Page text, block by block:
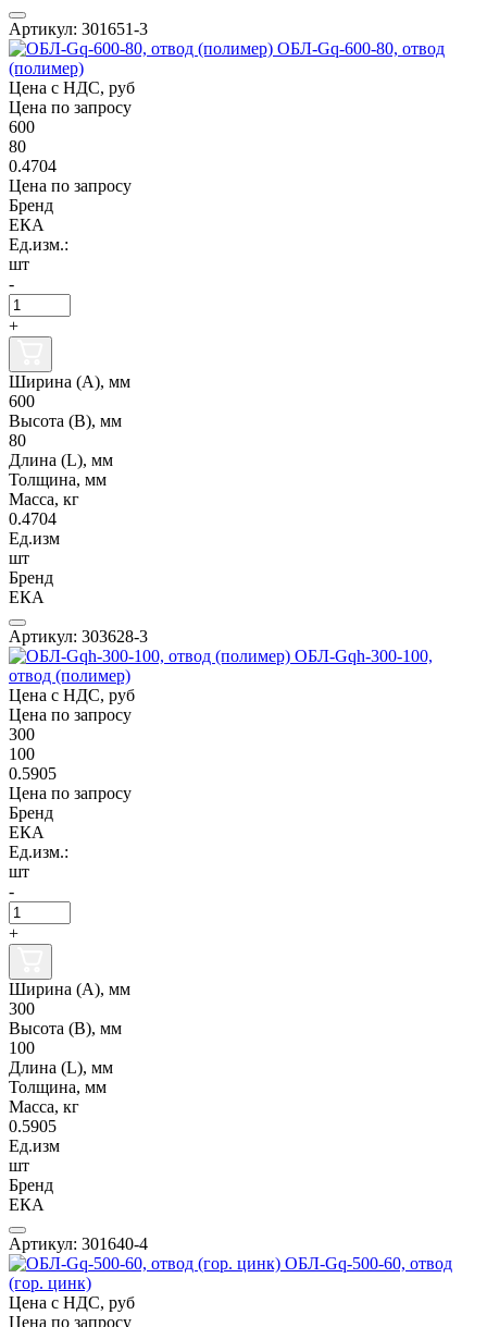
Артикул: 301651-3
ОБЛ-Gq-600-80, отвод
(полимер)
Цена с НДС, руб
Цена по запросу
600
80
0.4704
Цена по запросу
Бренд
ЕКА
Ед.изм.:
шт
-
+
Ширина (А), мм
600
Высота (В), мм
80
Длина (L), мм
Толщина, мм
Масса, кг
0.4704
Ед.изм
шт
Бренд
ЕКА
Артикул: 303628-3
ОБЛ-Gqh-300-100,
отвод (полимер)
Цена с НДС, руб
Цена по запросу
300
100
0.5905
Цена по запросу
Бренд
ЕКА
Ед.изм.:
шт
-
+
Ширина (А), мм
300
Высота (В), мм
100
Длина (L), мм
Толщина, мм
Масса, кг
0.5905
Ед.изм
шт
Бренд
ЕКА
Артикул: 301640-4
ОБЛ-Gq-500-60, отвод
(гор. цинк)
Цена с НДС, руб
Цена по запросу